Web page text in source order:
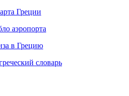
Греции
аэропорта
в Грецию
словарь